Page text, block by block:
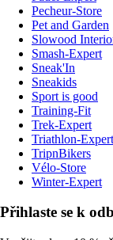
Pecheur-Store
Pet and Garden
Slowood
Smash-Expert
Sneak'In
Sneakids
Sport is good
Training-Fit
Trek-Expert
Triathlon-Expert
TripnBikers
Vélo-Store
Winter-Expert
Přihlaste se k